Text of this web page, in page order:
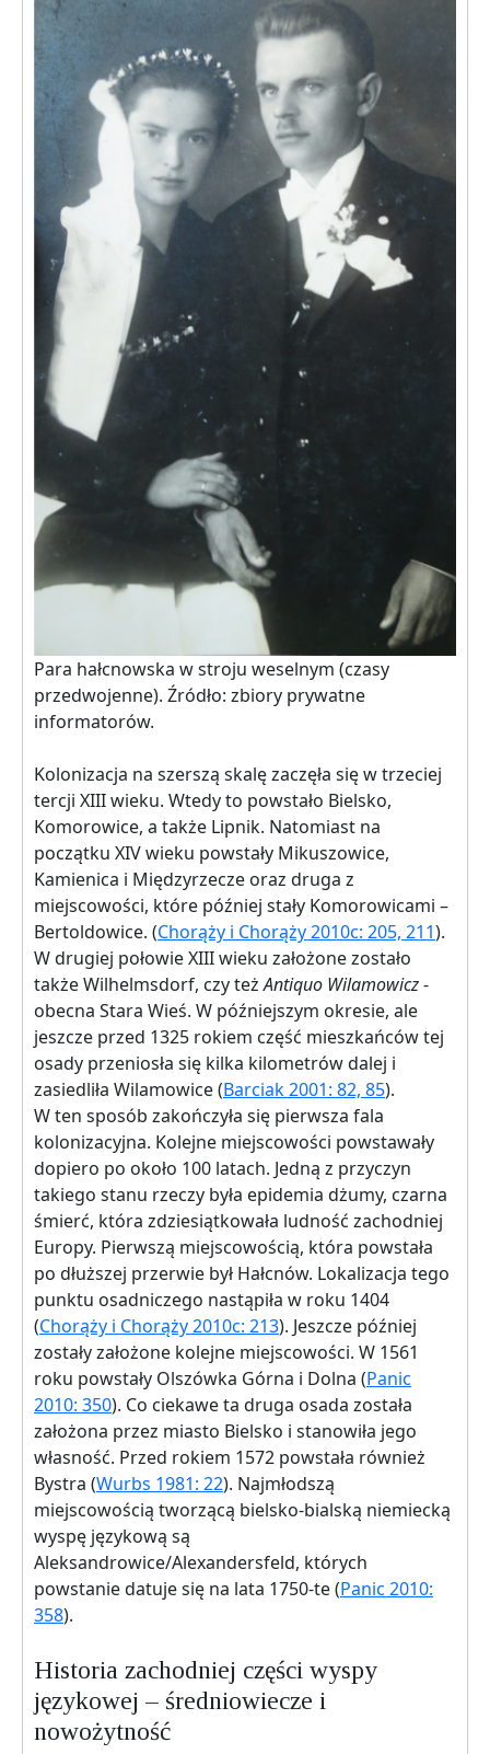
Para hałcnowska w stroju weselnym (czasy
przedwojenne). Źródło: zbiory prywatne
informatorów.
Kolonizacja na szerszą skalę zaczęła się w trzeciej
tercji XIII wieku. Wtedy to powstało Bielsko,
Komorowice, a także Lipnik. Natomiast na
początku XIV wieku powstały Mikuszowice,
Kamienica i Międzyrzecze oraz druga z
miejscowości, które później stały Komorowicami –
Bertoldowice. (Chorąży i Chorąży 2010c: 205, 211).
W drugiej połowie XIII wieku założone zostało
także Wilhelmsdorf, czy teżAntiquo Wilamowicz-
obecna Stara Wieś. W późniejszym okresie, ale
jeszcze przed 1325 rokiem część mieszkańców tej
osady przeniosła się kilka kilometrów dalej i
zasiedliła Wilamowice (Barciak 2001: 82, 85).
W ten sposób zakończyła się pierwsza fala
kolonizacyjna. Kolejne miejscowości powstawały
dopiero po około 100 latach. Jedną z przyczyn
takiego stanu rzeczy była epidemia dżumy, czarna
śmierć, która zdziesiątkowała ludność zachodniej
Europy. Pierwszą miejscowością, która powstała
po dłuższej przerwie był Hałcnów. Lokalizacja tego
punktu osadniczego nastąpiła w roku 1404
(Chorąży i Chorąży 2010c: 213). Jeszcze później
zostały założone kolejne miejscowości. W 1561
roku powstały Olszówka Górna i Dolna (Panic
2010: 350). Co ciekawe ta druga osada została
założona przez miasto Bielsko i stanowiła jego
własność. Przed rokiem 1572 powstała również
Bystra (Wurbs 1981: 22). Najmłodszą
miejscowością tworzącą bielsko-bialską niemiecką
wyspę językową są
Aleksandrowice/Alexandersfeld, których
powstanie datuje się na lata 1750-te (Panic 2010:
358).
Historia zachodniej części wyspy
językowej – średniowiecze i
nowożytność